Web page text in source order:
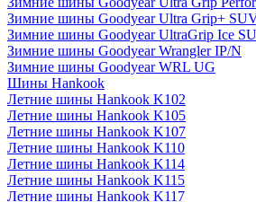
Зимние шины Goodyear Ultra Grip+
Зимние шины Goodyear UltraGrip Ice
Зимние шины Goodyear Wrangler IP/N
Зимние шины Goodyear WRL UG
Шины Hankook
Летние шины Hankook K102
Летние шины Hankook K105
Летние шины Hankook K107
Летние шины Hankook K110
Летние шины Hankook K114
Летние шины Hankook K115
Летние шины Hankook K117